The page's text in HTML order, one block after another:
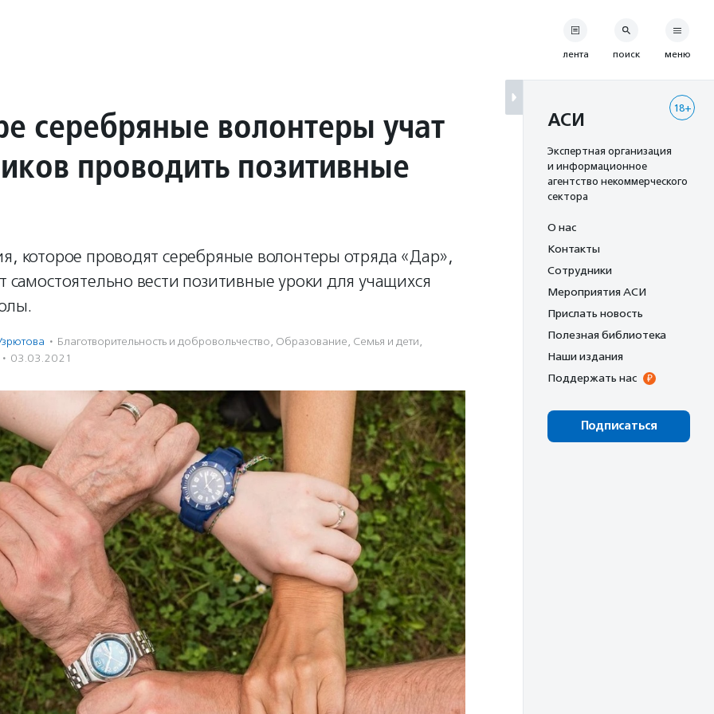
серебряные волонтеры учат
проводить позитивные
которое проводят серебряные волонтеры отряда «Дар»,
самостоятельно вести позитивные уроки для учащихся
· Благотвори­тель­ность и доброволь­чест­во, Образование, Семья и дети,
· 03.03.2021
лента поиск меню
18+
АСИ
Экспертная организация
и информационное
агентство некоммерческого
сектора
О нас
Контакты
Сотрудники
Мероприятия АСИ
Прислать новость
Полезная библиотека
Наши издания
Поддержать нас
Подписаться